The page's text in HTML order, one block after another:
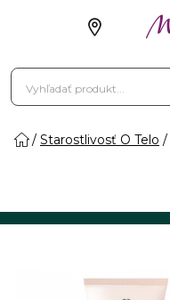
Starostlivosť O Telo